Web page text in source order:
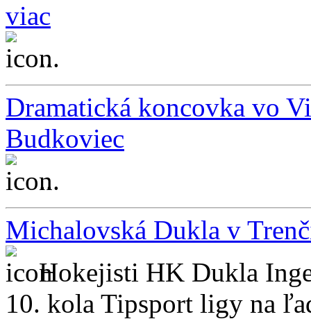
viac
...
Dramatická koncovka vo
Budkoviec
...
Michalovská Dukla v
Hokejisti HK Dukla
10. kola Tipsport ligy na